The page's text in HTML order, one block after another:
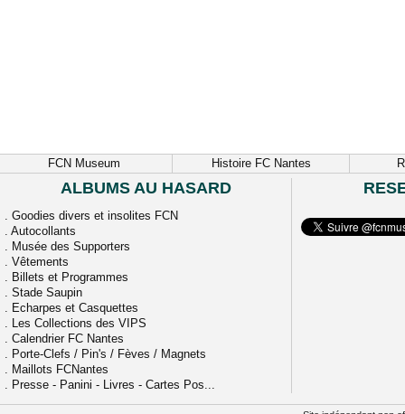
FCN Museum Histoire FC Nantes
ALBUMS AU HASARD
. Goodies divers et insolites FCN
. Autocollants
. Musée des Supporters
. Vêtements
. Billets et Programmes
. Stade Saupin
. Echarpes et Casquettes
. Les Collections des VIPS
. Calendrier FC Nantes
. Porte-Clefs / Pin's / Fèves / Magnets
. Maillots FCNantes
. Presse - Panini - Livres - Cartes Pos...